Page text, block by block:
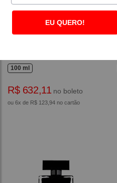
Narciso Rodriguez
100 ml
R$ 632,11 no boleto
ou 6x de R$ 123,94 no cartão
EU QUERO!